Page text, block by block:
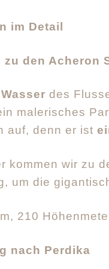
im Detail
zu den Acheron
des
malerisches
auf, denn er ist
kommen wir zu
um die
210
nach Perdika